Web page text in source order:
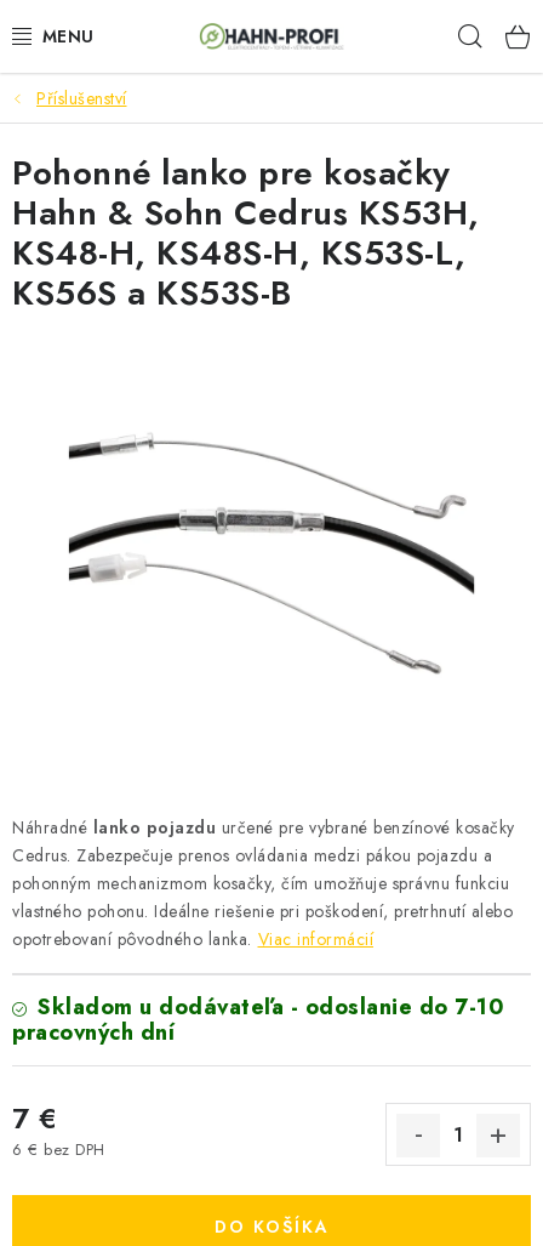
na
ELEKTROCENTRÁLY
ZAHRADNÍ TECHNIKA
STAVEBNÁ TECHNIKA
AKUMULÁTOROVÉ NÁRADIE
VYHRIEVANIE
REFERENCIE
KONTAKTY
Obchodné podmienky
Zásady ochrany osobných údajov
Ceny přepravy
Kontakty
Příslušenství
Náhradné lanko pojazdu určené pre vybrané benzínové kosačky
Cedrus. Zabezpečuje prenos ovládania medzi pákou pojazdu a
pohonným mechanizmom kosačky, čím umožňuje správnu funkciu
vlastného pohonu. Ideálne riešenie pri poškodení, pretrhnutí alebo
opotrebovaní pôvodného lanka. Viac informácií
Skladom u dodávateľa - odoslanie do 7-10
pracovných dní
7 €
6 € bez DPH
DO KOŠÍKA
Pohonné lanko pre kosačky
Hahn & Sohn Cedrus KS53H,
KS48-H, KS48S-H, KS53S-L,
KS56S a KS53S-B